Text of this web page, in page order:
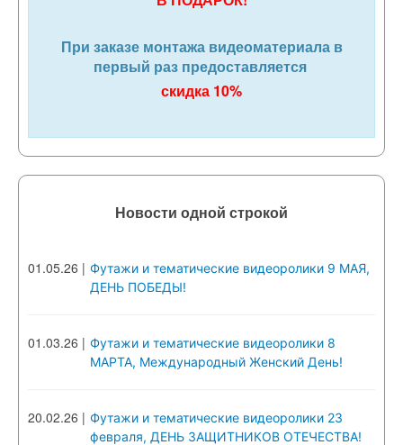
При заказе монтажа видеоматериала в
первый раз предоставляется
скидка 10%
Новости одной строкой
01.05.26 | Футажи и тематические видеоролики 9 МАЯ,
ДЕНЬ ПОБЕДЫ!
01.03.26 | Футажи и тематические видеоролики 8
МАРТА, Международный Женский День!
20.02.26 | Футажи и тематические видеоролики 23
февраля, ДЕНЬ ЗАЩИТНИКОВ ОТЕЧЕСТВА!